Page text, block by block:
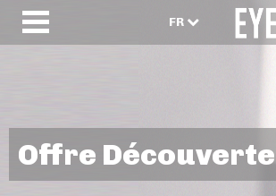
FR
Offre Découverte